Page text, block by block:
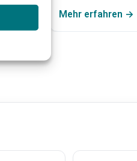
Mehr erfahren →